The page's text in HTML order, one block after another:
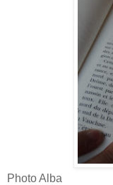
Photo Alba